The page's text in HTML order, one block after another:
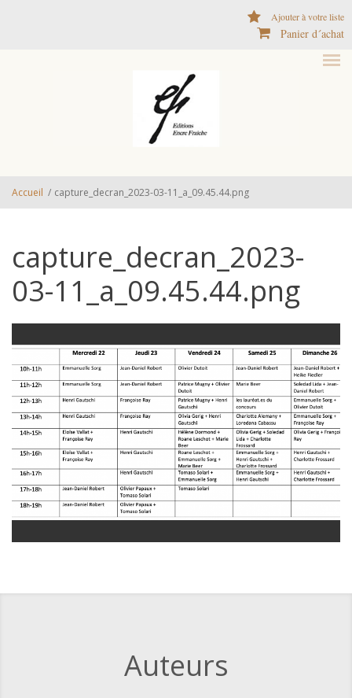
Ajouter à votre liste
Panier d´achat
Accueil / capture_decran_2023-03-11_a_09.45.44.png
capture_decran_2023-
03-11_a_09.45.44.png
Auteurs